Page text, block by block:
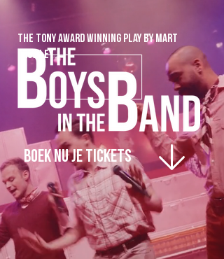
THE TONY AWARD WINNING PLAY BY MART
CROWLEY
BOEK NU JE TICKETS